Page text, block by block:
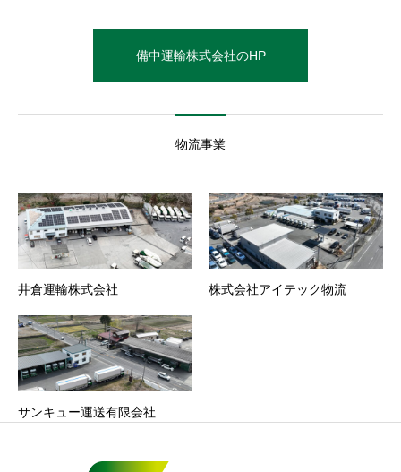
備中運輸株式会社のHP
物流事業
井倉運輸株式会社 株式会社アイテック物流
サンキュー運送有限会社